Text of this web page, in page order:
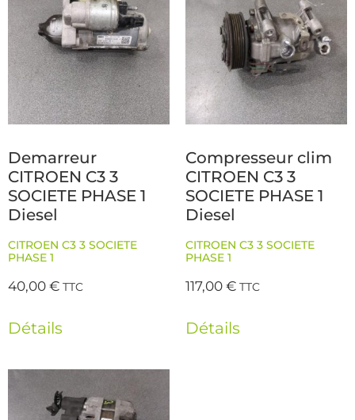
Demarreur
CITROEN C3 3
SOCIETE PHASE 1
Diesel
CITROEN C3 3 SOCIETE
PHASE 1
40,00€ TTC
Détails
Compresseur clim
CITROEN C3 3
SOCIETE PHASE 1
Diesel
CITROEN C3 3 SOCIETE
PHASE 1
117,00€ TTC
Détails